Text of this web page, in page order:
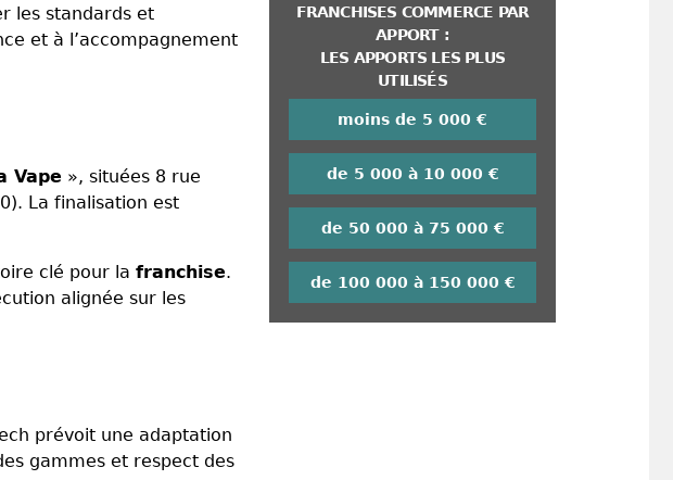
les standards et
et à l’accompagnement
Vape », situées 8 rue
La finalisation est
clé pour la franchise.
alignée sur les
prévoit une adaptation
gammes et respect des
FRANCHISES COMMERCE PAR
APPORT :
LES APPORTS LES PLUS
UTILISÉS
moins de 5 000 €
de 5 000 à 10 000 €
de 50 000 à 75 000 €
de 100 000 à 150 000 €